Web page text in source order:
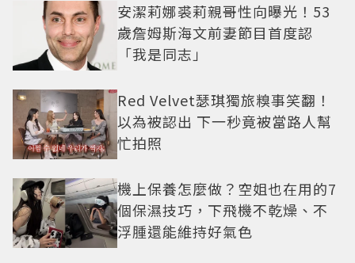
安潔莉娜裘莉親哥性向曝光！53
歲詹姆斯海文前妻節目首度認
「我是同志」
Red Velvet瑟琪獨旅糗事笑翻！
以為被認出 下一秒竟被當路人幫
忙拍照
機上保養怎麼做？空姐也在用的7
個保濕技巧，下飛機不乾燥、不
浮腫還能維持好氣色